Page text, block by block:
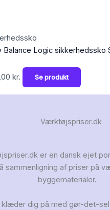
Balance Logic sikkerhedssko
kr. Se produkt
er en dansk ejet
sammenligning af priser på
byggematerialer.
klæder dig på med gør-det-